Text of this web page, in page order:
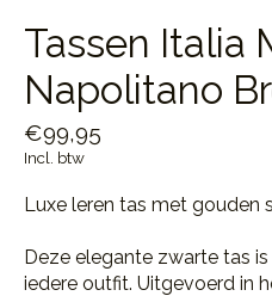
Tassen Italia
Napolitano
€99,95
Incl. btw
Luxe leren tas met gouden
Deze elegante zwarte tas
iedere outfit. Uitgevoerd in